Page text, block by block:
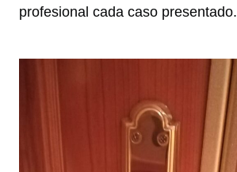
profesional cada caso presentado.